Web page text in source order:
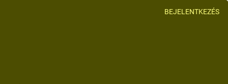
BEJELENTKEZÉS